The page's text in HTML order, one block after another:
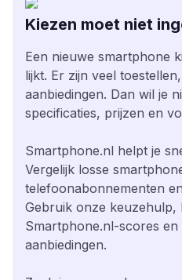
Kiezen moet niet
Een nieuwe smartphone
lijkt. Er zijn veel
aanbiedingen. Dan wil je
specificaties, prijzen en
Smartphone.nl helpt je
Vergelijk losse
telefoonabonnementen
Gebruik onze keuzehulp,
Smartphone.nl-scores en
aanbiedingen.